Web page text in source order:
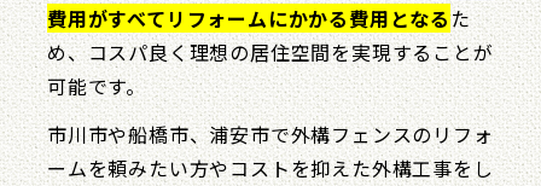
費用がすべてリフォームにかかる費用となるた
め、コスパ良く理想の居住空間を実現することが
可能です。
市川市や船橋市、浦安市で外構フェンスのリフォ
ームを頼みたい方やコストを抑えた外構工事をし